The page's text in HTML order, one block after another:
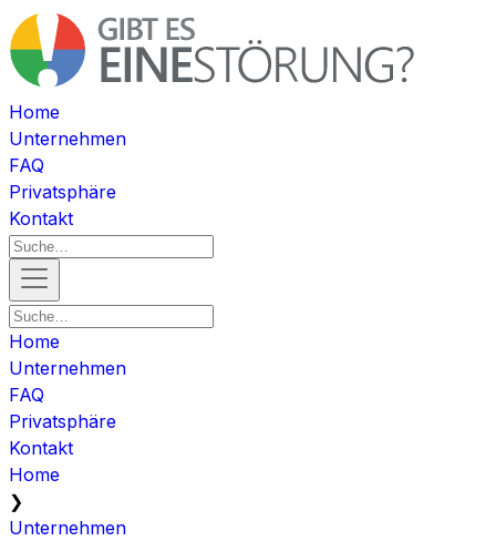
Home
Unternehmen
FAQ
Privatsphäre
Kontakt
Home
Unternehmen
FAQ
Privatsphäre
Kontakt
Home
❯
Unternehmen